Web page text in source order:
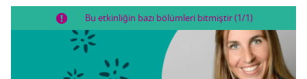
Bu etkinliğin bazı bölümleri bitmiştir (1/1)